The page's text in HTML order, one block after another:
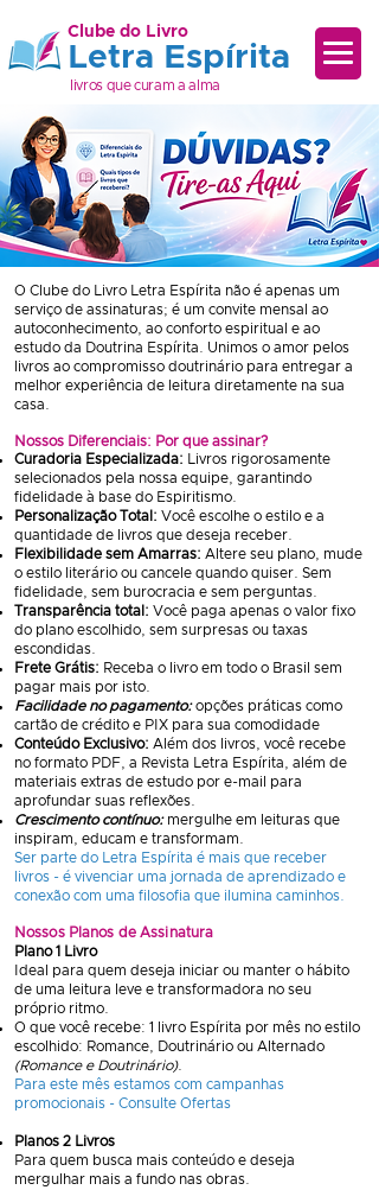
Letra Espírita
livros que curam a alma
Clube do Livro
O Clube do Livro Letra Espírita não é apenas um
serviço de assinaturas; é um convite mensal ao
autoconhecimento, ao conforto espiritual e ao
estudo da Doutrina Espírita. Unimos o amor pelos
livros ao compromisso doutrinário para entregar a
melhor experiência de leitura diretamente na sua
casa.
Nossos Diferenciais: Por que assinar?
Curadoria Especializada:
Livros rigorosamente
selecionados pela nossa equipe, garantindo
fidelidade à base do Espiritismo.
Personalização Total: Você escolhe o estilo e a
quantidade de livros que deseja receber.
Flexibilidade sem Amarras: Altere seu plano, mude
o estilo literário ou cancele quando quiser. Sem
fidelidade, sem burocracia e sem perguntas.
Transparência total: Você paga apenas o valor fixo
do plano escolhido, sem surpresas ou taxas
escondidas.
Frete Grátis: Receba o livro em todo o Brasil sem
pagar mais por isto.
Facilidade no pagamento:opções práticas como
cartão de crédito e PIX para sua comodidade
Conteúdo Exclusivo: Além dos livros, você recebe
no formato PDF, a Revista Letra Espírita, além de
materiais extras de estudo por e-mail para
aprofundar suas reflexões.
Crescimento contínuo: mergulhe em leituras que
inspiram, educam e transformam.
Ser parte do Letra Espírita é mais que receber
livros - é vivenciar uma jornada de aprendizado e
conexão com uma filosofia que ilumina caminhos.
Nossos Planos de Assinatura
Plano 1 Livro
Ideal para quem deseja iniciar ou manter o hábito
de uma leitura leve e transformadora no seu
próprio ritmo.
O que você recebe: 1 livro Espírita por mês no estilo
escolhido: Romance, Doutrinário ou Alternado
(Romance e Doutrinário).
Para este mês estamos com campanhas
promocionais - Consulte Ofertas
Planos 2 Livros
Para quem busca mais conteúdo e deseja
mergulhar mais a fundo nas obras.